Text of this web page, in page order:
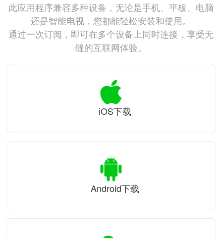
此应用程序兼容多种设备，无论是手机、平板、电脑
还是智能电视，您都能轻松安装和使用。
通过一次订阅，即可在多个设备上同时连接，享受无
缝的互联网体验。
iOS下载
Android下载